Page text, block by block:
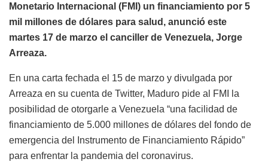
Monetario Internacional (FMI) un financiamiento por 5
mil millones de dólares para salud, anunció este
martes 17 de marzo el canciller de Venezuela, Jorge
Arreaza.
En una carta fechada el 15 de marzo y divulgada por
Arreaza en su cuenta de Twitter, Maduro pide al FMI la
posibilidad de otorgarle a Venezuela “una facilidad de
financiamiento de 5.000 millones de dólares del fondo de
emergencia del Instrumento de Financiamiento Rápido”
para enfrentar la pandemia del coronavirus.